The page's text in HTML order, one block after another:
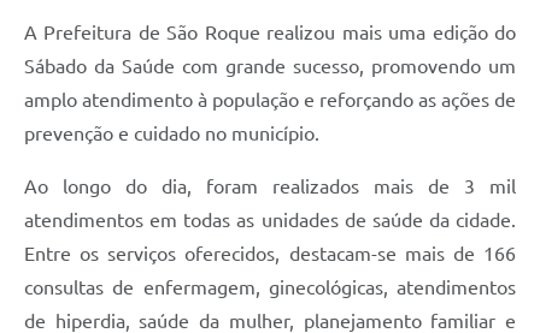
Fundo Social
Nota Fiscal de Serviço Eletrônica
Notícias
A Prefeitura de São Roque realizou mais uma edição do
Sábado da Saúde com grande sucesso, promovendo um
amplo atendimento à população e reforçando as ações de
prevenção e cuidado no município.
Ao longo do dia, foram realizados mais de 3 mil
atendimentos em todas as unidades de saúde da cidade.
Entre os serviços oferecidos, destacam-se mais de 166
consultas de enfermagem, ginecológicas, atendimentos
de hiperdia, saúde da mulher, planejamento familiar e